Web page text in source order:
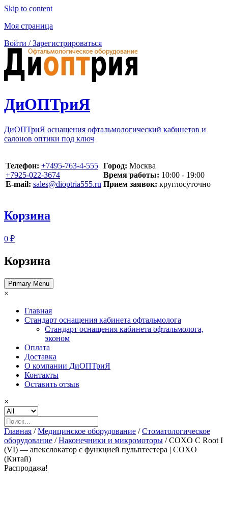
Skip to content
Моя страница
Войти / Зарегистрироваться
ДиОПТриЯ
ДиОПТриЯ оснащения офтальмологический кабинетов и
салонов оптики под ключ
Телефон: ‪+7495-763-4-555‬
‪+7925-022-3674‬
E-mail: sales@dioptria555.ru
Город: Москва
Время работы: 10:00 - 19:00
Прием заявок: круглосуточно
Корзина
0 ₽
Корзина
Primary Menu
×
Главная
Стандарт оснащения кабинета офтальмолога
Стандарт оснащения кабинета офтальмолога,
эконом
Оплата
Доставка
О компании ДиОПТриЯ
Контакты
Оставить отзыв
×
Главная /Медицинское оборудование /Стоматологическое
оборудование /Наконечники и микромоторы / COXO C Root I
(VI) — апекслокатор с функцией пульптестера | COXO
(Китай)
Распродажа!